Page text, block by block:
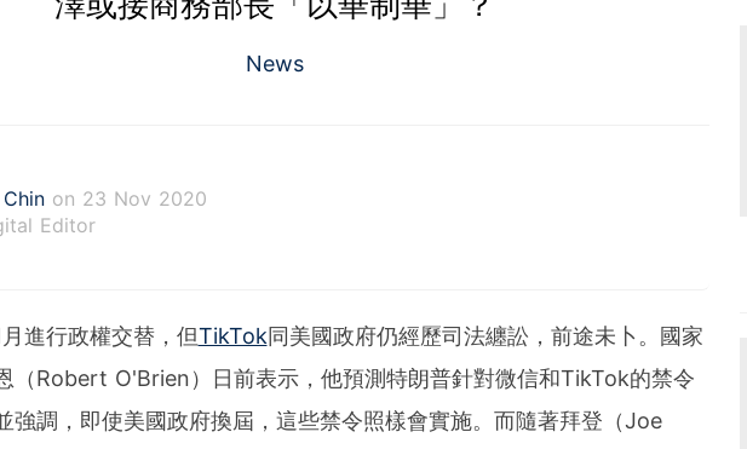
News
Chin on 23 Nov 2020
Editor
進行政權交替，但TikTok同美國政府仍經歷司法纏訟，前途未卜。國家
（Robert O'Brien）日前表示，他預測特朗普針對微信和TikTok的禁令
強調，即使美國政府換屆，這些禁令照樣會實施。而隨著拜登（Joe